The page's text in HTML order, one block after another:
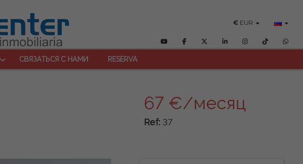
€ EUR
СВЯЗАТЬСЯ С НАМИ RESERVA
67 €/месяц
Ref: 37